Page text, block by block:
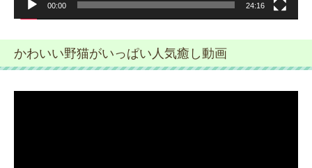
00:00 24:16
かわいい野猫がいっぱい人気癒し動画